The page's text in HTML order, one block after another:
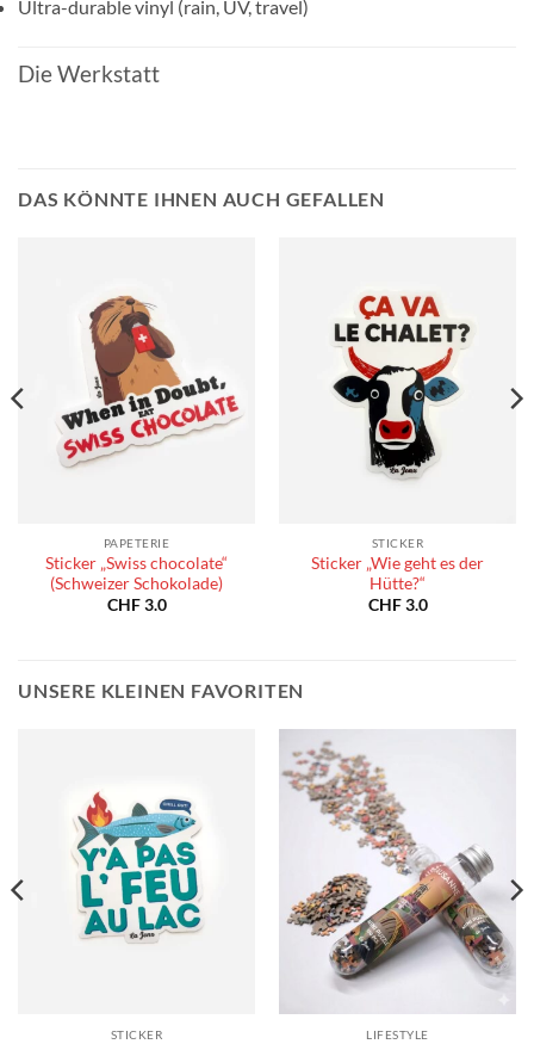
Ultra-durable vinyl (rain, UV, travel)
Die Werkstatt
DAS KÖNNTE IHNEN AUCH GEFALLEN
PAPETERIE
Sticker „Swiss chocolate“
(Schweizer Schokolade)
CHF3.0
STICKER
Sticker „Wie geht es der
Hütte?“
CHF3.0
UNSERE KLEINEN FAVORITEN
STICKER LIFESTYLE